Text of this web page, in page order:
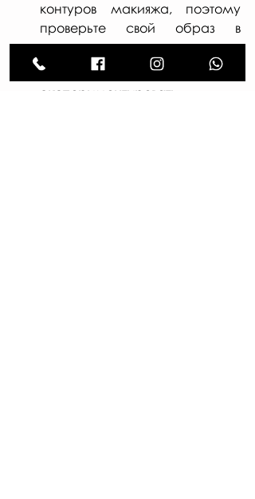
контуров макияжа, поэтому
проверьте свой образ в
различных условиях.
Не бойтесь
экспериментировать.